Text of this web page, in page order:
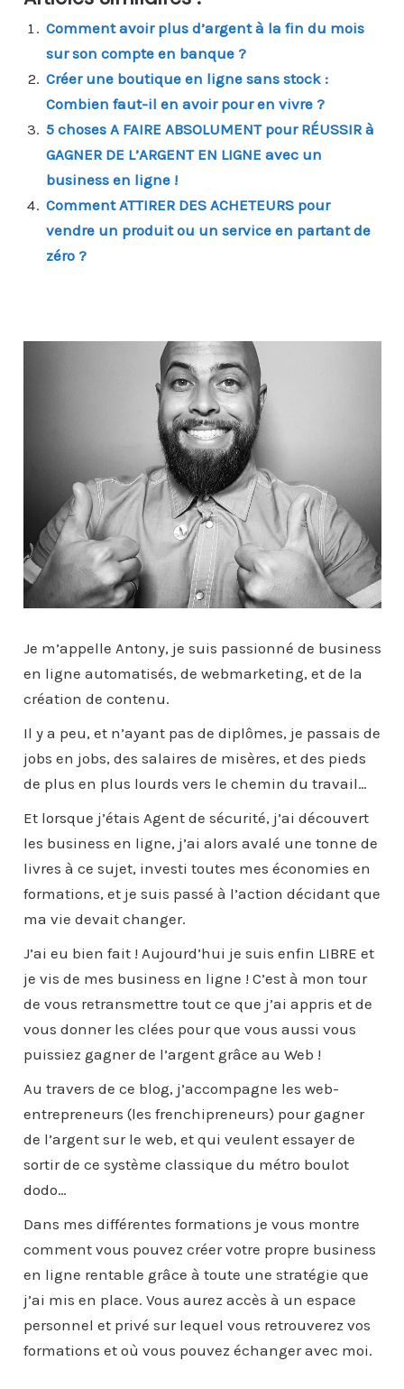
Comment avoir plus d’argent à la fin du mois
sur son compte en banque ?
Créer une boutique en ligne sans stock :
Combien faut-il en avoir pour en vivre ?
5 choses A FAIRE ABSOLUMENT pour RÉUSSIR à
GAGNER DE L’ARGENT EN LIGNE avec un
business en ligne !
Comment ATTIRER DES ACHETEURS pour
vendre un produit ou un service en partant de
zéro ?
Je m’appelle Antony, je suis passionné de business
en ligne automatisés, de webmarketing, et de la
création de contenu.
Il y a peu, et n’ayant pas de diplômes, je passais de
jobs en jobs, des salaires de misères, et des pieds
de plus en plus lourds vers le chemin du travail…
Et lorsque j’étais Agent de sécurité, j’ai découvert
les business en ligne, j’ai alors avalé une tonne de
livres à ce sujet, investi toutes mes économies en
formations, et je suis passé à l’action décidant que
ma vie devait changer.
J’ai eu bien fait ! Aujourd’hui je suis enfin LIBRE et
je vis de mes business en ligne ! C’est à mon tour
de vous retransmettre tout ce que j’ai appris et de
vous donner les clées pour que vous aussi vous
puissiez gagner de l’argent grâce au Web !
Au travers de ce blog, j’accompagne les web-
entrepreneurs (les frenchipreneurs) pour gagner
de l’argent sur le web, et qui veulent essayer de
sortir de ce système classique du métro boulot
dodo…
Dans mes différentes formations je vous montre
comment vous pouvez créer votre propre business
en ligne rentable grâce à toute une stratégie que
j’ai mis en place. Vous aurez accès à un espace
personnel et privé sur lequel vous retrouverez vos
formations et où vous pouvez échanger avec moi.